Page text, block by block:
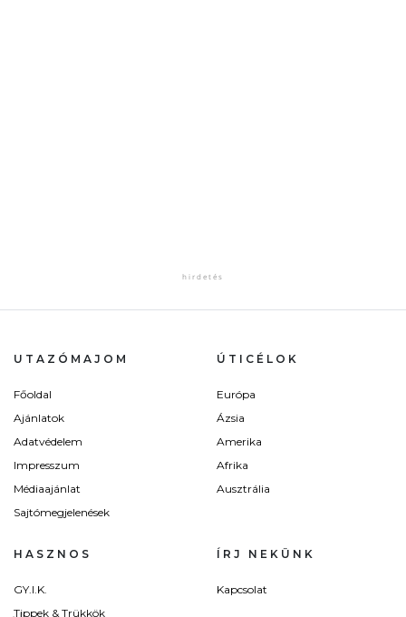
UTAZÓMAJOM
Főoldal
Ajánlatok
Adatvédelem
Impresszum
Médiaajánlat
Sajtómegjelenések
ÚTICÉLOK
Európa
Ázsia
Amerika
Afrika
Ausztrália
HASZNOS
GY.I.K.
Tippek & Trükkök
ÍRJ NEKÜNK
Kapcsolat